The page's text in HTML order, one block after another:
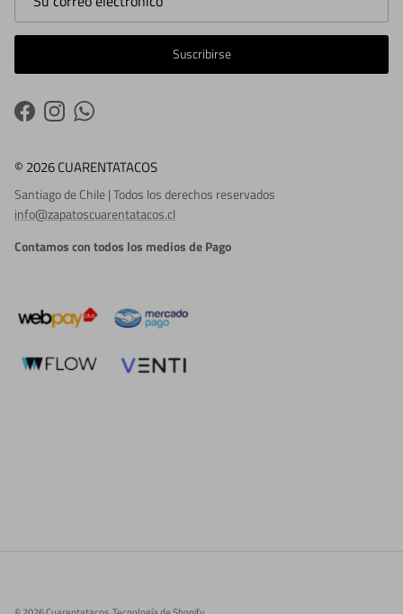
Suscribirse
FacebookInstagramWhatsApp
© 2026 CUARENTATACOS
Santiago de Chile | Todos los derechos reservados
info@zapatoscuarentatacos.cl
Contamos con todos los medios de Pago